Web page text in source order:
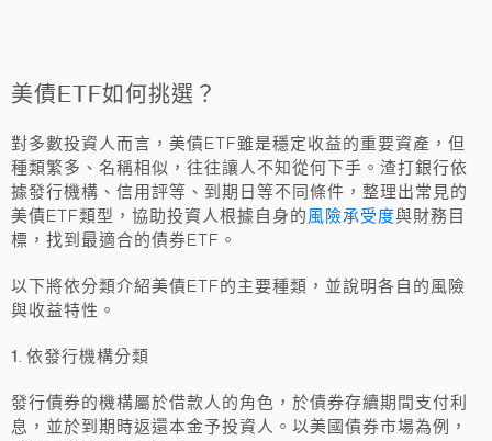
美債ETF如何挑選？
對多數投資人而言，美債ETF雖是穩定收益的重要資產，但
種類繁多、名稱相似，往往讓人不知從何下手。渣打銀行依
據發行機構、信用評等、到期日等不同條件，整理出常見的
美債ETF類型，協助投資人根據自身的 風險承受度與財務目
標 ，找到最適合的債券ETF。
以下將依分類介紹美債ETF的主要種類，並說明各自的 風險
與收益特性 。
1 . 依發行機構分類
發行債券的機構屬於借款人的角色，於債券存續期間支付利
息，並於到期時返還本金予投資人。以美國債券市場為例，